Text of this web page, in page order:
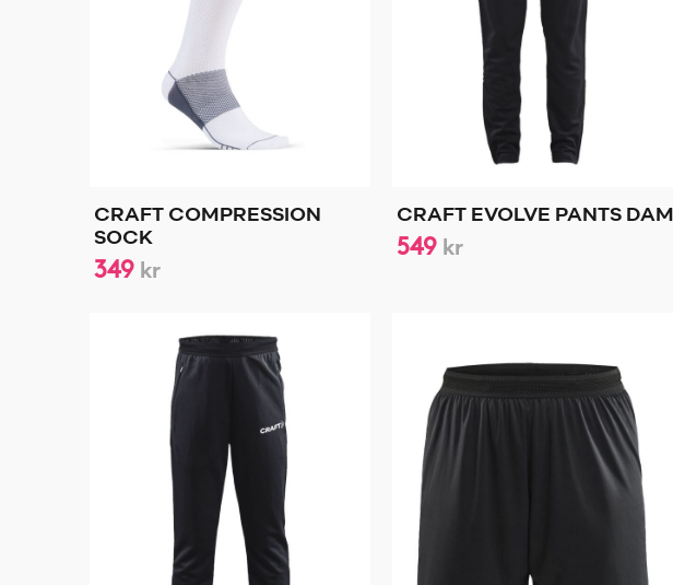
CRAFT COMPRESSION
SOCK
349 kr
CRAFT EVOLVE PANTS DAM
549 kr